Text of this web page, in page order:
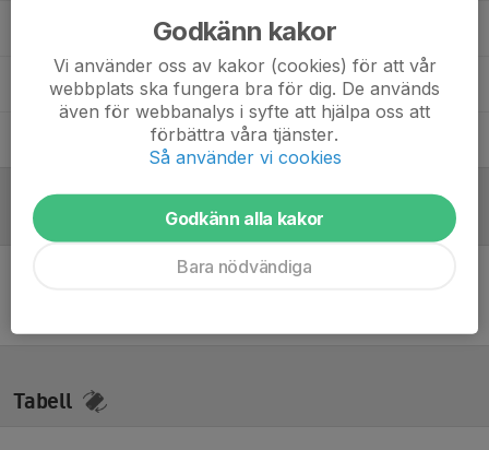
Robert TartagniTränare
Roger CederqvistMaterialförvaltare
Tobias SanneAssisterande tränare
Referat
Tabell
Godkänn kakor
Vi använder oss av kakor (cookies) för att vår
webbplats ska fungera bra för dig. De används
även för webbanalys i syfte att hjälpa oss att
förbättra våra tjänster.
Så använder vi cookies
Godkänn alla kakor
Bara nödvändiga